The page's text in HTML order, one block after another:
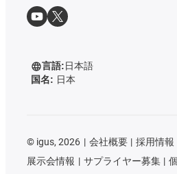
言語:日本語
国名: 日本
© igus, 2026 会社概要 採用情報
展示会情報
サプライヤー募集